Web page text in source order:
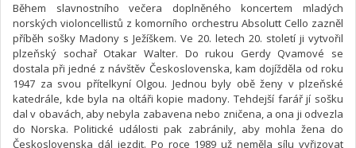
Během slavnostního večera doplněného koncertem mladých
norských violoncellistů z komorního orchestru Absolutt Cello zazněl
příběh sošky Madony s Ježíškem. Ve 20. letech 20. století ji vytvořil
plzeňský sochař Otakar Walter. Do rukou Gerdy Qvamové se
dostala při jedné z návštěv Československa, kam dojížděla od roku
1947 za svou přítelkyní Olgou. Jednou byly obě ženy v plzeňské
katedrále, kde byla na oltáři kopie madony. Tehdejší farář jí sošku
dal v obavách, aby nebyla zabavena nebo zničena, a ona ji odvezla
do Norska. Politické události pak zabránily, aby mohla žena do
Československa dál jezdit. Po roce 1989 už neměla sílu vyřizovat